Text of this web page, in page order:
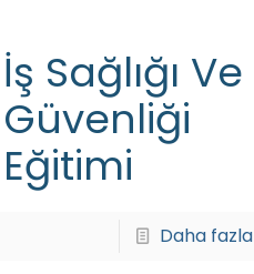
İş Sağlığı Ve
Güvenliği
Eğitimi
Daha fazla